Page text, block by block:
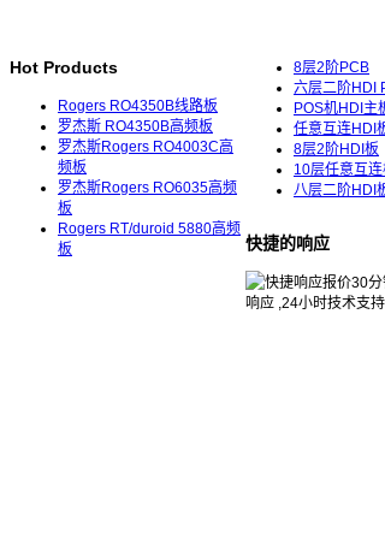
Hot Products
Rogers RO4350B线路板
罗杰斯 RO4350B高频板
罗杰斯Rogers RO4003C高
频板
罗杰斯Rogers RO6035高频
板
Rogers RT/duroid 5880高频
板
8层2阶PCB
六层二阶HDI
POS机HDI主
任意互连HDI
8层2阶HDI板
10层任意互连
八层二阶HDI
快捷的响应
30分
响应 ,24小时技术支